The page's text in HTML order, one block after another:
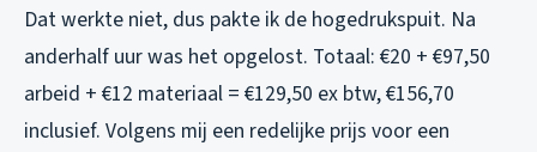
Dat werkte niet, dus pakte ik de hogedrukspuit. Na
anderhalf uur was het opgelost. Totaal: €20 + €97,50
arbeid + €12 materiaal = €129,50 ex btw, €156,70
inclusief. Volgens mij een redelijke prijs voor een